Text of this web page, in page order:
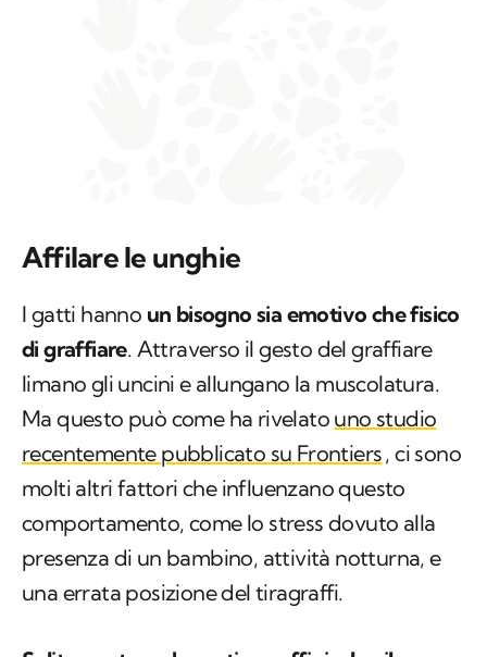
Affilare le unghie
I gatti hanno un bisogno sia emotivo che fisico
di graffiare. Attraverso il gesto del graffiare
limano gli uncini e allungano la muscolatura.
Ma questo può come ha rivelato uno studio
recentemente pubblicato su Frontiers, ci sono
molti altri fattori che influenzano questo
comportamento, come lo stress dovuto alla
presenza di un bambino, attività notturna, e
una errata posizione del tiragraffi.